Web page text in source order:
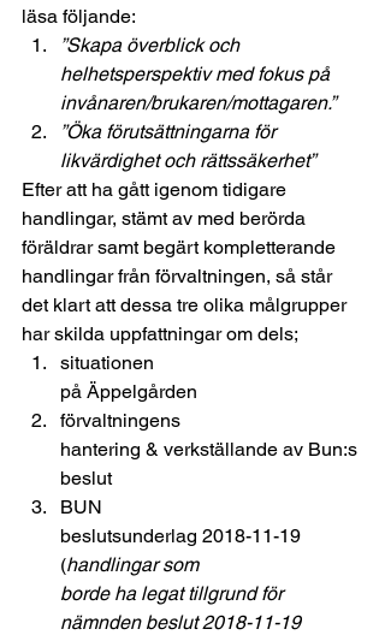
läsa följande:
”Skapa överblick och
helhetsperspektiv med fokus på
invånaren/brukaren/mottagaren.”
”Öka förutsättningarna för
likvärdighet och rättssäkerhet”
Efter att ha gått igenom tidigare
handlingar, stämt av med berörda
föräldrar samt begärt kompletterande
handlingar från förvaltningen, så står
det klart att dessa tre olika målgrupper
har skilda uppfattningar om dels;
situationen
på Äppelgården
förvaltningens
hantering & verkställande av Bun:s
beslut
BUN
beslutsunderlag 2018-11-19
(handlingar som
borde ha legat tillgrund för
nämnden beslut 2018-11-19